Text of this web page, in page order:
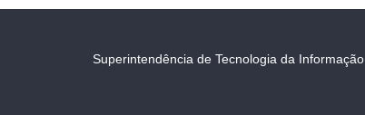
Superintendência de Tecnologia da Informação